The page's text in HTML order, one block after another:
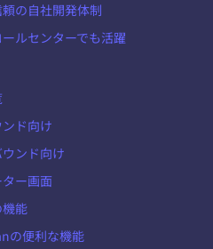
の自社開発体制
ルセンターでも活躍
ド向け
ンド向け
ー画面
能
の便利な機能